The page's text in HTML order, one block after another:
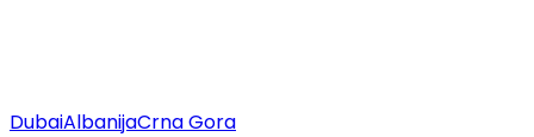
DubaiAlbanijaCrna Gora